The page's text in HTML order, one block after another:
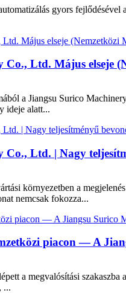
gyors
Ltd. Május elseje
a Jiangsu Surico
ideje alatt...
Ltd. | Nagy
környezetben a
nemcsak fokozza...
piacon — A
a megvalósítási
...